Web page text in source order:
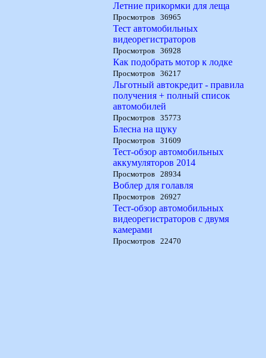
Летние прикормки для леща
Просмотров 36965
Тест автомобильных
видеорегистраторов
Просмотров 36928
Как подобрать мотор к лодке
Просмотров 36217
Льготный автокредит - правила
получения + полный список
автомобилей
Просмотров 35773
Блесна на щуку
Просмотров 31609
Тест-обзор автомобильных
аккумуляторов 2014
Просмотров 28934
Воблер для голавля
Просмотров 26927
Тест-обзор автомобильных
видеорегистраторов с двумя
камерами
Просмотров 22470